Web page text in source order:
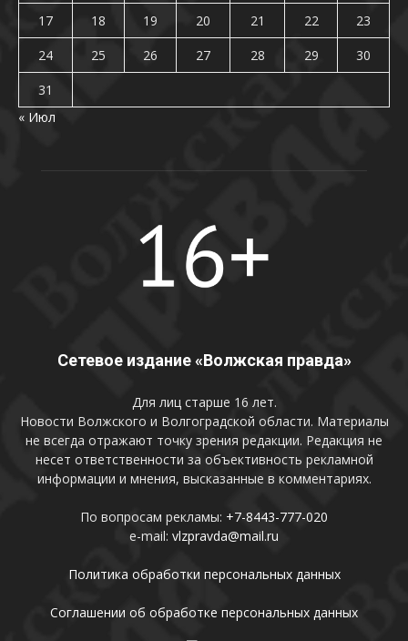
17
18 19 20 21 22
23
24
25 26 27 28 29
30
31
« Июл
Сетевое издание «Волжская правда»
Для лиц старше 16 лет.
Новости Волжского и Волгоградской области. Материалы
не всегда отражают точку зрения редакции. Редакция не
несет ответственности за объективность рекламной
информации и мнения, высказанные в комментариях.
По вопросам рекламы: +7-8443-777-020
e-mail: vlzpravda@mail.ru
Политика обработки персональных данных
Соглашении об обработке персональных данных